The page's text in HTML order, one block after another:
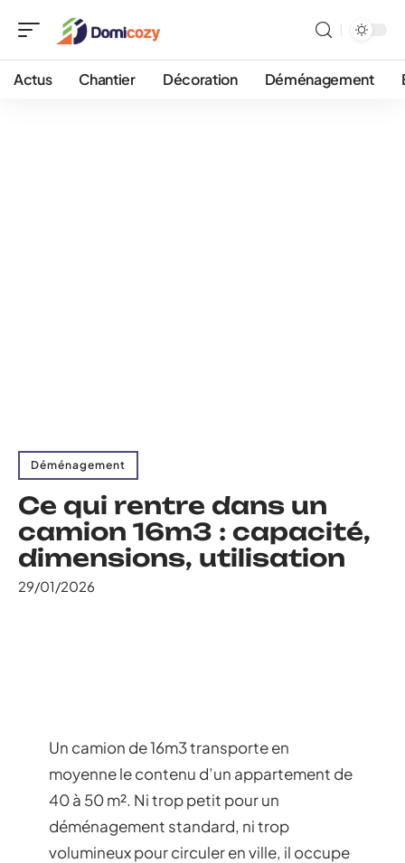
Actus Chantier Décoration Déménagement
Déménagement
Ce qui rentre dans un
camion 16m3 : capacité,
dimensions, utilisation
29/01/2026
Un camion de 16m3 transporte en
moyenne le contenu d’un appartement de
40 à 50 m². Ni trop petit pour un
déménagement standard, ni trop
volumineux pour circuler en ville, il occupe